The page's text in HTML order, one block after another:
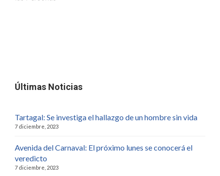
Últimas Noticias
Tartagal: Se investiga el hallazgo de un hombre sin vida
7 diciembre, 2023
Avenida del Carnaval: El próximo lunes se conocerá el
veredicto
7 diciembre, 2023